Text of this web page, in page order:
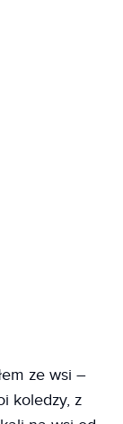
ze wsi –
koledzy, z